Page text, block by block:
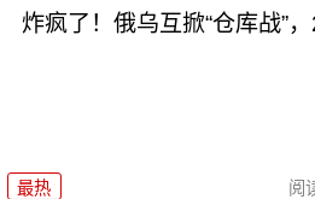
炸疯了！俄乌互掀“仓库战”
最热 阅